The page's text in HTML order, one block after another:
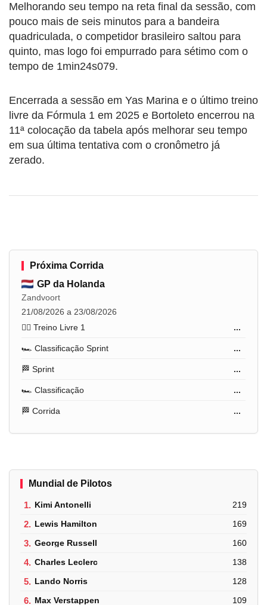
Melhorando seu tempo na reta final da sessão, com
pouco mais de seis minutos para a bandeira
quadriculada, o competidor brasileiro saltou para
quinto, mas logo foi empurrado para sétimo com o
tempo de 1min24s079.
Encerrada a sessão em Yas Marina e o último treino
livre da Fórmula 1 em 2025 e Bortoleto encerrou na
11ª colocação da tabela após melhorar seu tempo
em sua última tentativa com o cronômetro já
zerado.
Próxima Corrida
GP da Holanda
Zandvoort
21/08/2026 a 23/08/2026
🏋️‍♂️ Treino Livre 1
...
🏎️ Classificação Sprint ...
🏁 Sprint ...
🏎️ Classificação ...
🏁 Corrida ...
Mundial de Pilotos
1. Kimi Antonelli 219
2. Lewis Hamilton 169
3. George Russell 160
4. Charles Leclerc 138
5. Lando Norris 128
6. Max Verstappen 109